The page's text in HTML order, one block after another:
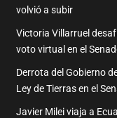
volvió a subir
Victoria Villarruel
voto virtual en el
Derrota del Gobierno
Ley de Tierras en el
Javier Milei viaja a